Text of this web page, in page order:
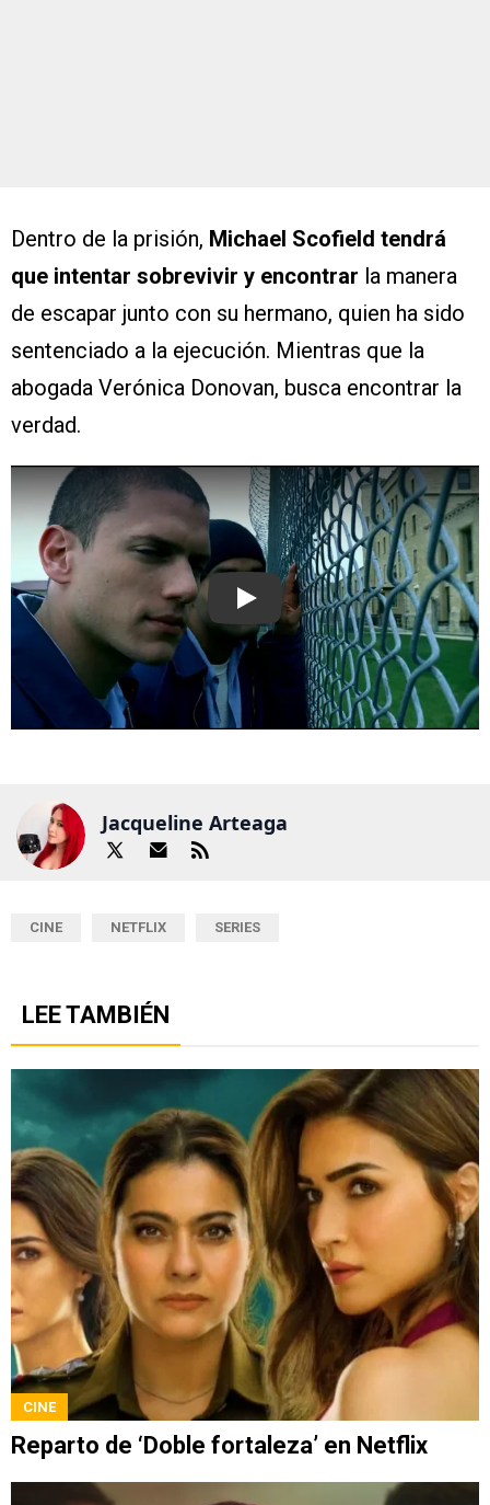
Dentro de la prisión, Michael Scofield tendrá
que intentar sobrevivir y encontrar la manera
de escapar junto con su hermano, quien ha sido
sentenciado a la ejecución. Mientras que la
abogada Verónica Donovan, busca encontrar la
verdad.
Play
Jacqueline Arteaga
CINE NETFLIX SERIES
LEE TAMBIÉN
CINE
Reparto de ‘Doble fortaleza’ en Netflix